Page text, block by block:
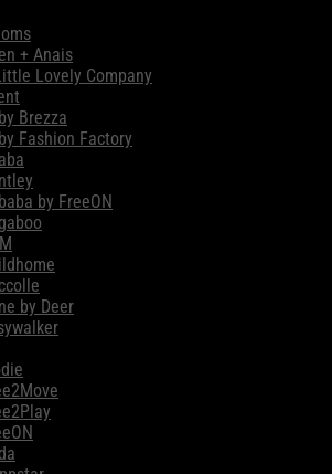
+ Anais
Lovely Company
Brezza
Fashion Factory
by FreeON
by Deer